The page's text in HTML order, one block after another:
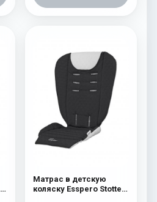
Матрас в детскую
коляску Esspero Stotte